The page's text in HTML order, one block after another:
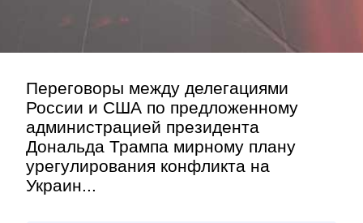
Переговоры между делегациями
России и США по предложенному
администрацией президента
Дональда Трампа мирному плану
урегулирования конфликта на
Украин...
Контакт»